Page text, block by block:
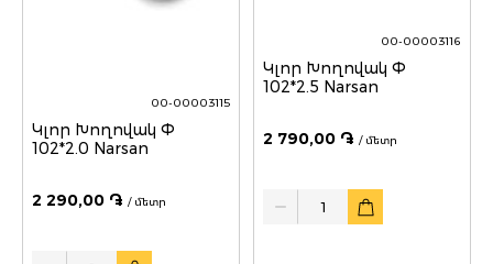
00-00003115
Կլոր Խողովակ Փ
102*2.0 Narsan
2 290,00 ֏ / մետր
00-00003116
Կլոր Խողովակ Փ
102*2.5 Narsan
2 790,00 ֏ / մետր
Quantity